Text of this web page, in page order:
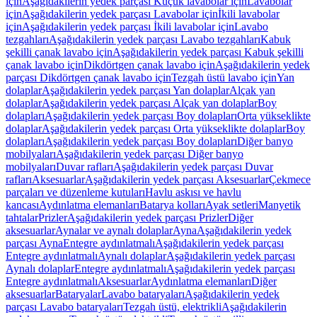
içinAşağıdakilerin yedek parçası Lavabolar içinİkili lavabolar
içinAşağıdakilerin yedek parçası İkili lavabolar içinLavabo
tezgahlarıAşağıdakilerin yedek parçası Lavabo tezgahlarıKabuk
şekilli çanak lavabo içinAşağıdakilerin yedek parçası Kabuk şekilli
çanak lavabo içinDikdörtgen çanak lavabo içinAşağıdakilerin yedek
parçası Dikdörtgen çanak lavabo içinTezgah üstü lavabo içinYan
dolaplarAşağıdakilerin yedek parçası Yan dolaplarAlçak yan
dolaplarAşağıdakilerin yedek parçası Alçak yan dolaplarBoy
dolaplarıAşağıdakilerin yedek parçası Boy dolaplarıOrta yükseklikte
dolaplarAşağıdakilerin yedek parçası Orta yükseklikte dolaplarBoy
dolaplarıAşağıdakilerin yedek parçası Boy dolaplarıDiğer banyo
mobilyalarıAşağıdakilerin yedek parçası Diğer banyo
mobilyalarıDuvar raflarıAşağıdakilerin yedek parçası Duvar
raflarıAksesuarlarAşağıdakilerin yedek parçası AksesuarlarÇekmece
parçaları ve düzenleme kutularıHavlu askısı ve havlu
kancasıAydınlatma elemanlarıBatarya kollarıAyak setleriManyetik
tahtalarPrizlerAşağıdakilerin yedek parçası PrizlerDiğer
aksesuarlarAynalar ve aynalı dolaplarAynaAşağıdakilerin yedek
parçası AynaEntegre aydınlatmalıAşağıdakilerin yedek parçası
Entegre aydınlatmalıAynalı dolaplarAşağıdakilerin yedek parçası
Aynalı dolaplarEntegre aydınlatmalıAşağıdakilerin yedek parçası
Entegre aydınlatmalıAksesuarlarAydınlatma elemanlarıDiğer
aksesuarlarBataryalarLavabo bataryalarıAşağıdakilerin yedek
parçası Lavabo bataryalarıTezgah üstü, elektrikliAşağıdakilerin